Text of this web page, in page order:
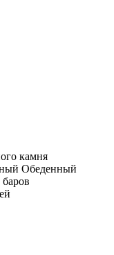
камня
Обеденный